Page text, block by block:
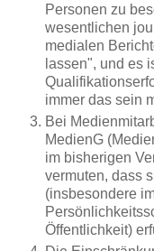
Personen zu
wesentlichen
medialen
lassen", und es
immer das sein
Bei
MedienG
im bisherigen
vermuten, dass
(insbesondere
Öffentlichkeit)